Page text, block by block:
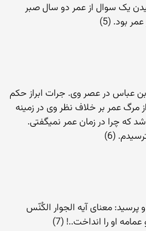
یک سوال از عمر دو سال صبر
بود. (5)
عباس در عصر وی. جرات ابراز حکم
مرگ عمر بر خلاف نظر وی در زمینه
که چرا در زمان عمر نمیگفتی.
(6)
معنای آیه الجوار الکُنّس
او را انداخت..! (7)